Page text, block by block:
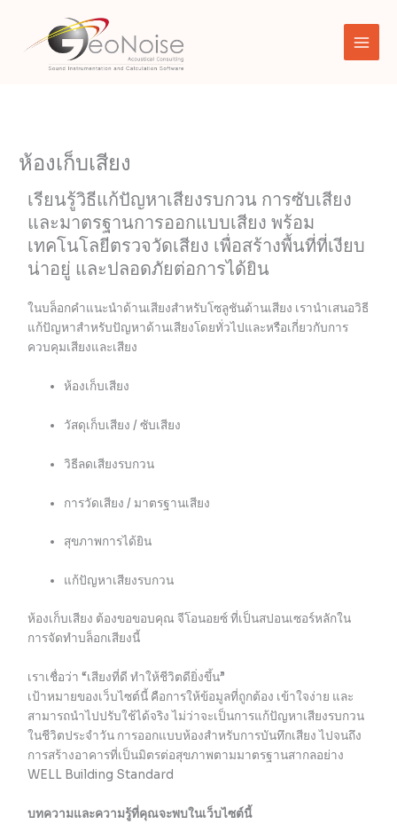
content
ห้องเก็บเสียง
เรียนรู้วิธีแก้ปัญหาเสียงรบกวน การซับเสียง
และมาตรฐานการออกแบบเสียง พร้อม
เทคโนโลยีตรวจวัดเสียง เพื่อสร้างพื้นที่ที่เงียบ
น่าอยู่ และปลอดภัยต่อการได้ยิน
ในบล็อกคำแนะนำด้านเสียงสำหรับโซลูชันด้านเสียง เรานำเสนอวิธี
แก้ปัญหาสำหรับปัญหาด้านเสียงโดยทั่วไปและหรือเกี่ยวกับการ
ควบคุมเสียงและเสียง
ห้องเก็บเสียง
วัสดุเก็บเสียง / ซับเสียง
วิธีลดเสียงรบกวน
การวัดเสียง / มาตรฐานเสียง
สุขภาพการได้ยิน
แก้ปัญหาเสียงรบกวน
ห้องเก็บเสียง ต้องขอขอบคุณ จีโอนอยซ์ ที่เป็นสปอนเซอร์หลักใน
การจัดทำบล็อกเสียงนี้
เราเชื่อว่า “เสียงที่ดี ทำให้ชีวิตดียิ่งขึ้น”
เป้าหมายของเว็บไซต์นี้ คือการให้ข้อมูลที่ถูกต้อง เข้าใจง่าย และ
สามารถนำไปปรับใช้ได้จริง ไม่ว่าจะเป็นการแก้ปัญหาเสียงรบกวน
ในชีวิตประจำวัน การออกแบบห้องสำหรับการบันทึกเสียง ไปจนถึง
การสร้างอาคารที่เป็นมิตรต่อสุขภาพตามมาตรฐานสากลอย่าง
WELL Building Standard
บทความและความรู้ที่คุณจะพบในเว็บไซต์นี้